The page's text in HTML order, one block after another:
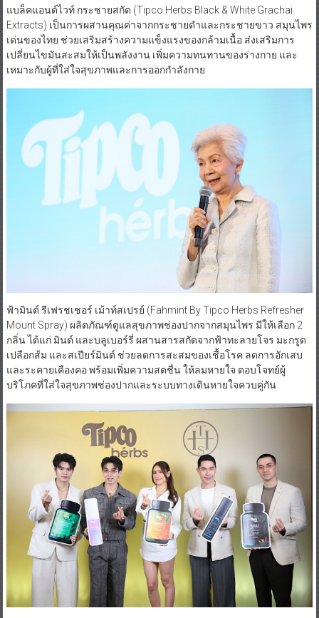
แบล็คแอนด์ไวท์ กระชายสกัด (Tipco Herbs Black & White Grachai
Extracts) เป็นการผสานคุณค่าจากกระชายดำและกระชายขาว สมุนไพร
เด่นของไทย ช่วยเสริมสร้างความแข็งแรงของกล้ามเนื้อ ส่งเสริมการ
เปลี่ยนไขมันสะสมให้เป็นพลังงาน เพิ่มความทนทานของร่างกาย และ
เหมาะกับผู้ที่ใส่ใจสุขภาพและการออกกำลังกาย
ฟ้ามินต์ รีเฟรชเชอร์ เม้าท์สเปรย์ (Fahmint By Tipco Herbs Refresher
Mount Spray) ผลิตภัณฑ์ดูแลสุขภาพช่องปากจากสมุนไพร มีให้เลือก 2
กลิ่น ได้แก่ มินต์ และบลูเบอร์รี่ ผสานสารสกัดจากฟ้าทะลายโจร มะกรูด
เปลือกส้ม และสเปียร์มินต์ ช่วยลดการสะสมของเชื้อโรค ลดการอักเสบ
และระคายเคืองคอ พร้อมเพิ่มความสดชื่น ให้ลมหายใจ ตอบโจทย์ผู้
บริโภคที่ใส่ใจสุขภาพช่องปากและระบบทางเดินหายใจควบคู่กัน